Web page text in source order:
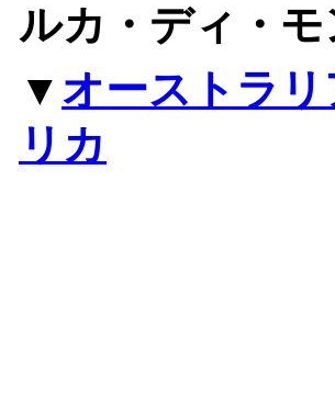
ルカ・ディ・
▼ オーストラ
リカ